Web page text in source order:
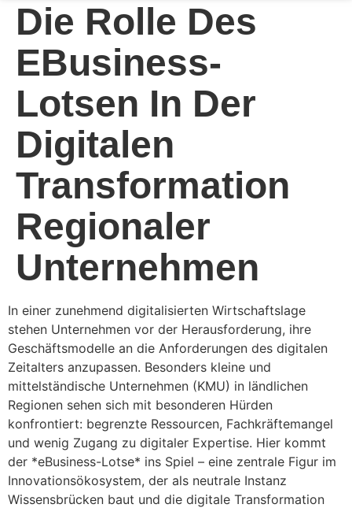
Die Rolle Des
EBusiness-
Lotsen In Der
Digitalen
Transformation
Regionaler
Unternehmen
In einer zunehmend digitalisierten Wirtschaftslage
stehen Unternehmen vor der Herausforderung, ihre
Geschäftsmodelle an die Anforderungen des digitalen
Zeitalters anzupassen. Besonders kleine und
mittelständische Unternehmen (KMU) in ländlichen
Regionen sehen sich mit besonderen Hürden
konfrontiert: begrenzte Ressourcen, Fachkräftemangel
und wenig Zugang zu digitaler Expertise. Hier kommt
der *eBusiness-Lotse* ins Spiel – eine zentrale Figur im
Innovationsökosystem, der als neutrale Instanz
Wissensbrücken baut und die digitale Transformation